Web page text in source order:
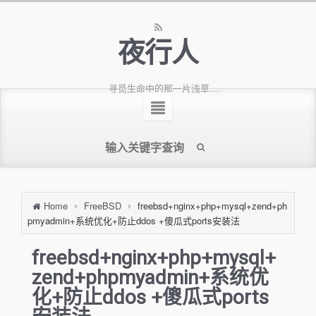
夜行人
寻觅生命中的那一片浅草......
Home FreeBSD
freebsd+nginx+php+mysql+zend+ph
pmyadmin+系统优化+防止ddos +傻瓜式ports安装法
freebsd+nginx+php+mysql+
zend+phpmyadmin+系统优
化+防止ddos +傻瓜式ports